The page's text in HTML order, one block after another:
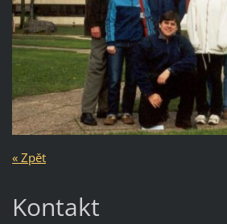
« Zpět
Kontakt